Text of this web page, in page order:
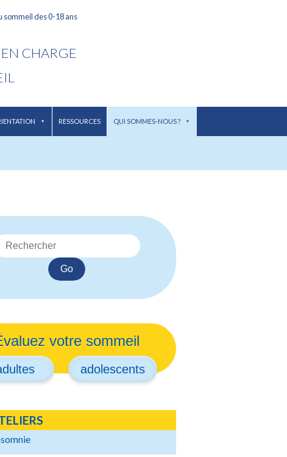
sommeil des 0-18 ans
CHARGE
RESSOURCES QUI SOMMES-NOUS ?
Go
votre sommeil
adolescents